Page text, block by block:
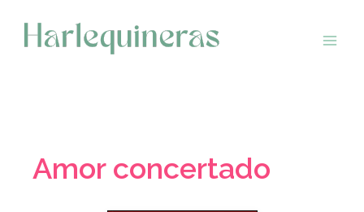
contenido
Amor concertado